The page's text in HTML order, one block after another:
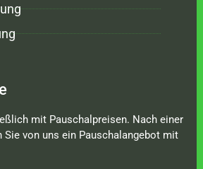
mit Pauschalpreisen. Nach einer
Sie von uns ein Pauschalangebot mit